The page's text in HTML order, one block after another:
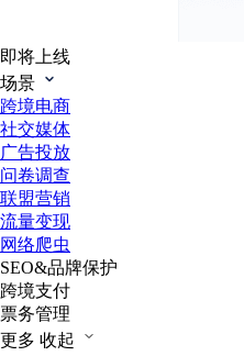
即将上线
场景
跨境电商
社交媒体
广告投放
问卷调查
联盟营销
流量变现
网络爬虫
SEO&品牌保护
跨境支付
票务管理
更多 收起